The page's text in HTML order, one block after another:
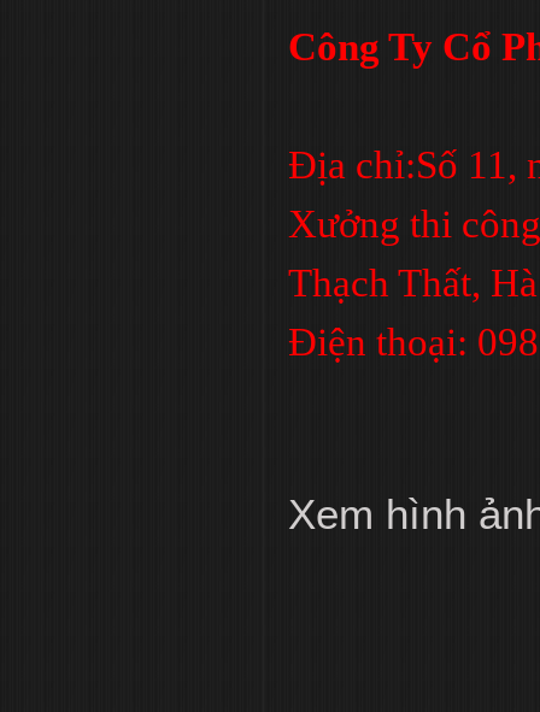
Công Ty Cổ
Địa chỉ:Số 11,
Xưởng thi
Thạch Thất,
Điện thoại:
Xem hình